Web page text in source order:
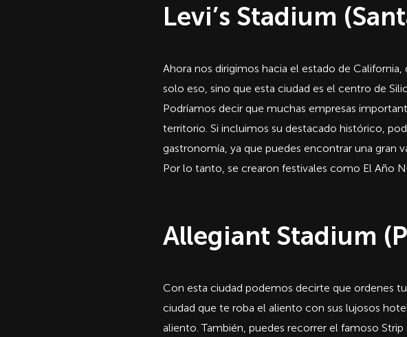
Levi’s Stadium
Ahora nos dirigimos hacia el estado de
solo eso, sino que esta ciudad es el centro de
Podríamos decir que muchas empresas
territorio. Si incluimos su destacado histórico,
gastronomía, ya que puedes encontrar una gran
Por lo tanto, se crearon festivales como El Año
Allegiant Stadium
Con esta ciudad podemos decirte que ordenes
ciudad que te roba el aliento con sus lujosos
aliento. También, puedes recorrer el famoso